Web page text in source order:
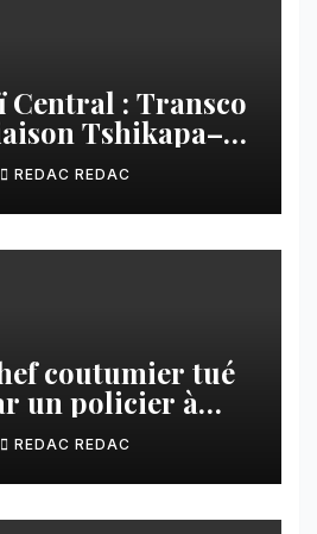
Central : Transco
Tshikapa–
faciliter les
REDAC REDAC
coutumier tué
un policier à
tension monte
REDAC REDAC